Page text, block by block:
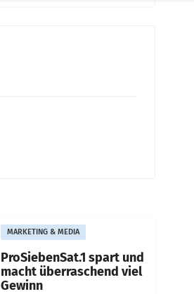
MARKETING & MEDIA
ProSiebenSat.1 spart und
macht überraschend viel
Gewinn